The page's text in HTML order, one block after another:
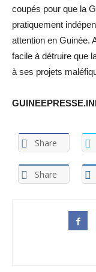
coupés pour que la
pratiquement
attention en Guinée.
facile à détruire que
à ses projets
Share
Share